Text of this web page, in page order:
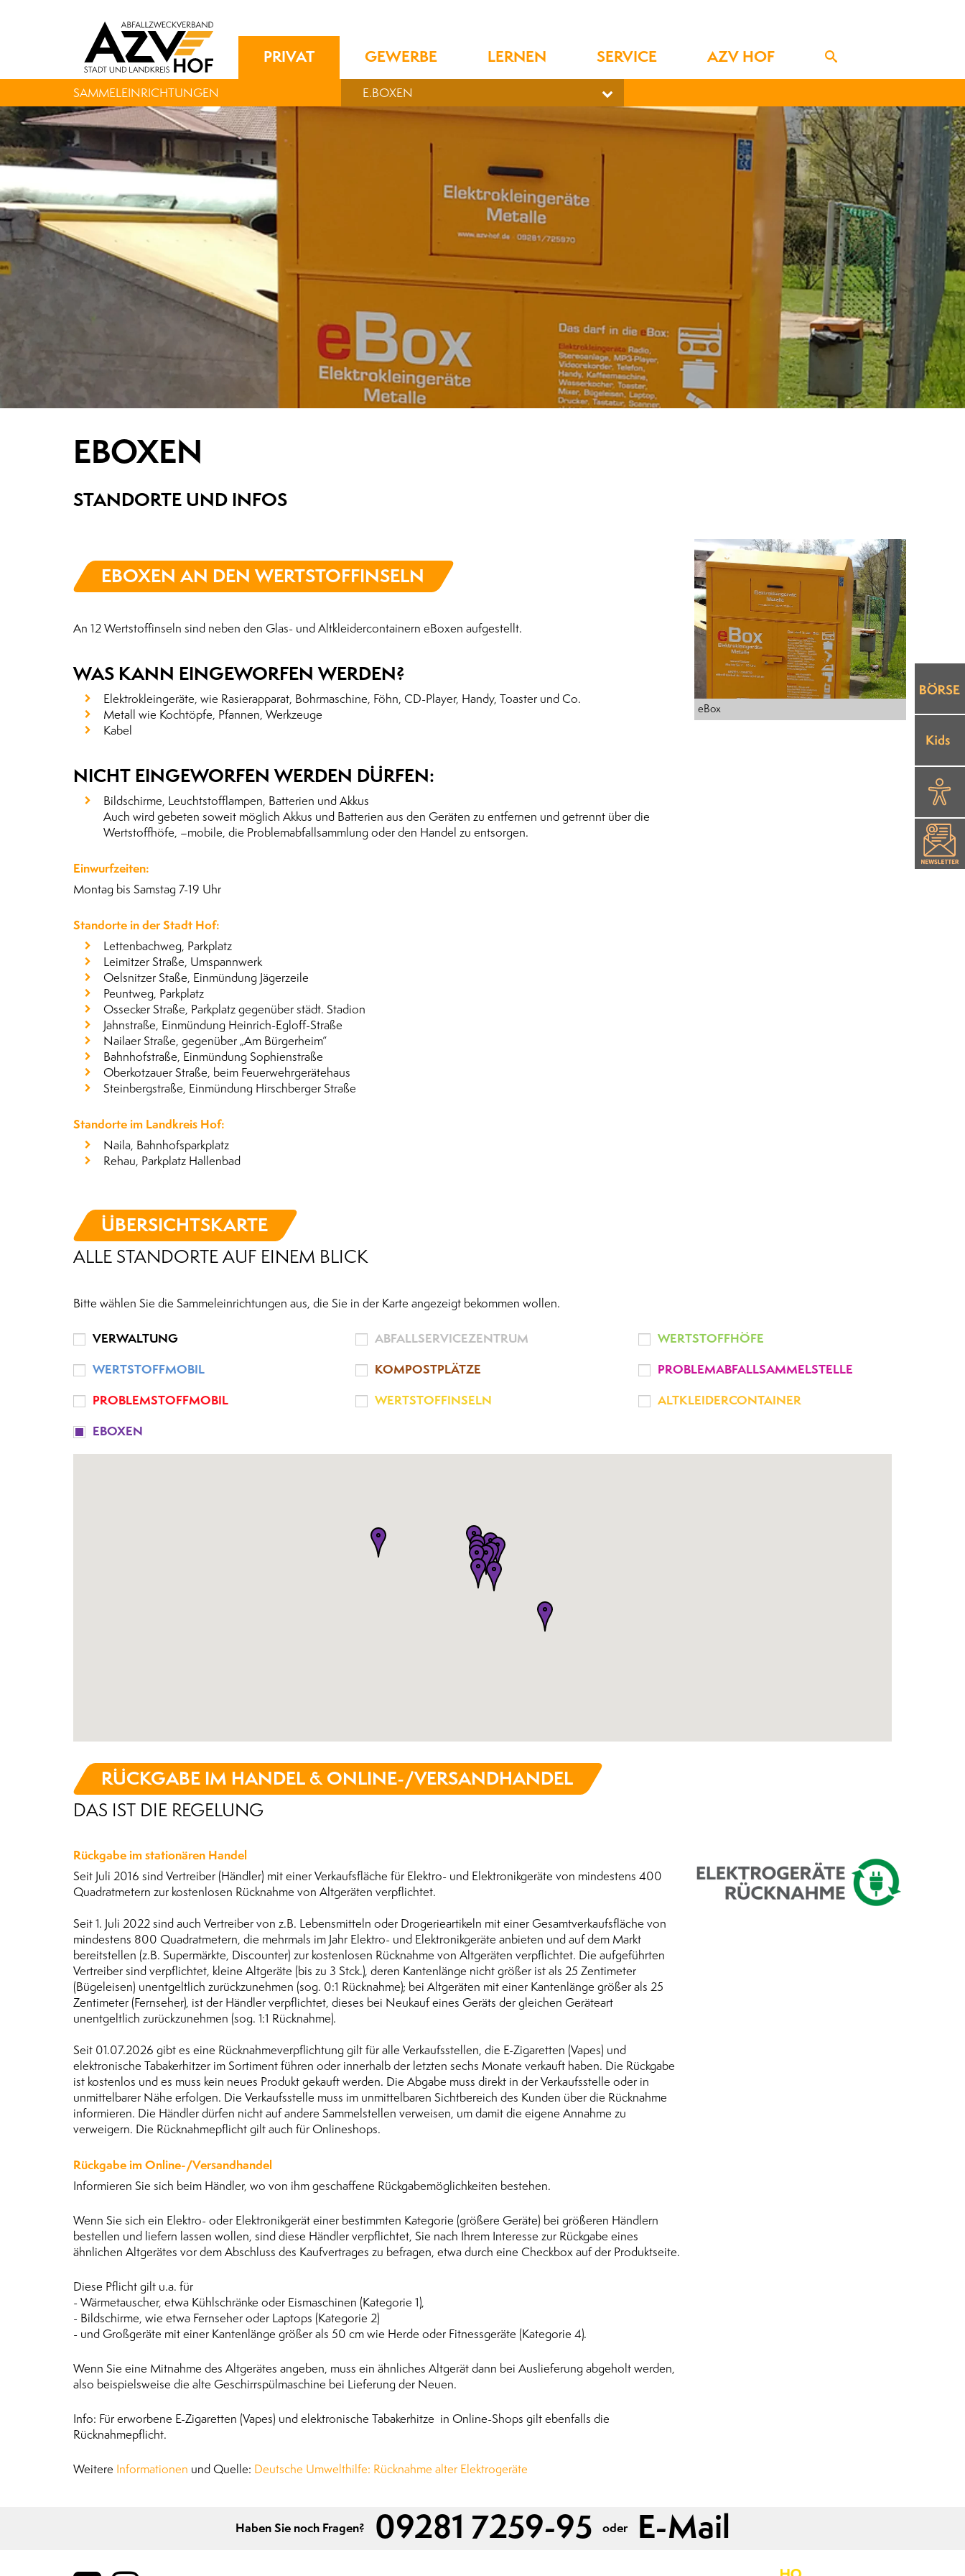
PRIVAT GEWERBE LERNEN SERVICE AZV HOF
SAMMELEINRICHTUNGEN E.BOXEN
EBOXEN
STANDORTE UND INFOS
EBOXEN AN DEN WERTSTOFF­INSELN
An 12 Wertstoffinseln sind neben den Glas- und Altkleidercontainern eBoxen aufgestellt.
WAS KANN EINGEWORFEN WERDEN?
Elektrokleingeräte, wie Rasierapparat, Bohrmaschine, Föhn, CD-Player, Handy, Toaster und Co.
Metall wie Kochtöpfe, Pfannen, Werkzeuge
Kabel
NICHT EINGEWORFEN WERDEN DÜRFEN:
Bildschirme, Leuchtstofflampen, Batterien und Akkus
Auch wird gebeten soweit möglich Akkus und Batterien aus den Geräten zu entfernen und getrennt über die
Wertstoffhöfe, –mobile, die Problemabfallsammlung oder den Handel zu entsorgen.
Einwurfzeiten:
Montag bis Samstag 7-19 Uhr
Standorte in der Stadt Hof:
Lettenbachweg, Parkplatz
Leimitzer Straße, Umspannwerk
Oelsnitzer Staße, Einmündung Jägerzeile
Peuntweg, Parkplatz
Ossecker Straße, Parkplatz gegenüber städt. Stadion
Jahnstraße, Einmündung Heinrich-Egloff-Straße
Nailaer Straße, gegenüber „Am Bürgerheim“
Bahnhofstraße, Einmündung Sophienstraße
Oberkotzauer Straße, beim Feuerwehrgerätehaus
Steinbergstraße, Einmündung Hirschberger Straße
Standorte im Landkreis Hof:
Naila, Bahnhofsparkplatz
Rehau, Parkplatz Hallenbad
eBox
ÜBERSICHTSKARTE
ALLE STANDORTE AUF EINEM BLICK
Bitte wählen Sie die Sammeleinrichtungen aus, die Sie in der Karte angezeigt bekommen wollen.
VERWALTUNG ABFALLSERVICEZENTRUM WERTSTOFFHÖFE
WERTSTOFFMOBIL KOMPOSTPLÄTZE PROBLEMABFALLSAMMELSTELLE
PROBLEMSTOFFMOBIL WERTSTOFFINSELN ALTKLEIDERCONTAINER
EBOXEN
RÜCKGABE IM HANDEL & ONLINE-/VERSANDHANDEL
DAS IST DIE REGELUNG
Rückgabe im stationären Handel
Seit Juli 2016 sind Vertreiber (Händler) mit einer Verkaufsfläche für Elektro- und Elektronikgeräte von mindestens 400
Quadratmetern zur kostenlosen Rücknahme von Altgeräten verpflichtet.
Seit 1. Juli 2022 sind auch Vertreiber von z.B. Lebensmitteln oder Drogerieartikeln mit einer Gesamtverkaufsfläche von
mindestens 800 Quadratmetern, die mehrmals im Jahr Elektro- und Elektronikgeräte anbieten und auf dem Markt
bereitstellen (z.B. Supermärkte, Discounter) zur kostenlosen Rücknahme von Altgeräten verpflichtet. Die aufgeführten
Vertreiber sind verpflichtet, kleine Altgeräte (bis zu 3 Stck.), deren Kantenlänge nicht größer ist als 25 Zentimeter
(Bügeleisen) unentgeltlich zurückzunehmen (sog. 0:1 Rücknahme); bei Altgeräten mit einer Kantenlänge größer als 25
Zentimeter (Fernseher), ist der Händler verpflichtet, dieses bei Neukauf eines Geräts der gleichen Geräteart
unentgeltlich zurückzunehmen (sog. 1:1 Rücknahme).
Seit 01.07.2026 gibt es eine Rücknahmeverpflichtung gilt für alle Verkaufsstellen, die E-Zigaretten (Vapes) und
elektronische Tabakerhitzer im Sortiment führen oder innerhalb der letzten sechs Monate verkauft haben. Die Rückgabe
ist kostenlos und es muss kein neues Produkt gekauft werden. Die Abgabe muss direkt in der Verkaufsstelle oder in
unmittelbarer Nähe erfolgen. Die Verkaufsstelle muss im unmittelbaren Sichtbereich des Kunden über die Rücknahme
informieren. Die Händler dürfen nicht auf andere Sammelstellen verweisen, um damit die eigene Annahme zu
verweigern. Die Rücknahmepflicht gilt auch für Onlineshops.
Rückgabe im Online-/Versandhandel
Informieren Sie sich beim Händler, wo von ihm geschaffene Rückgabemöglichkeiten bestehen.
Wenn Sie sich ein Elektro- oder Elektronikgerät einer bestimmten Kategorie (größere Geräte) bei größeren Händlern
bestellen und liefern lassen wollen, sind diese Händler verpflichtet, Sie nach Ihrem Interesse zur Rückgabe eines
ähnlichen Altgerätes vor dem Abschluss des Kaufvertrages zu befragen, etwa durch eine Checkbox auf der Produktseite.
Diese Pflicht gilt u.a. für
- Wärmetauscher, etwa Kühlschränke oder Eismaschinen (Kategorie 1),
- Bildschirme, wie etwa Fernseher oder Laptops (Kategorie 2)
- und Großgeräte mit einer Kantenlänge größer als 50 cm wie Herde oder Fitnessgeräte (Kategorie 4).
Wenn Sie eine Mitnahme des Altgerätes angeben, muss ein ähnliches Altgerät dann bei Auslieferung abgeholt werden,
also beispielsweise die alte Geschirrspülmaschine bei Lieferung der Neuen.
Info: Für erworbene E-Zigaretten (Vapes) und elektronische Tabakerhitze in Online-Shops gilt ebenfalls die
Rücknahmepflicht.
Weitere Informationen und Quelle: Deutsche Umwelthilfe: Rücknahme alter Elektrogeräte
Haben Sie noch Fragen? 09281 7259-95 oder E-Mail